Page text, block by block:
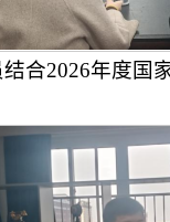
合2026年度